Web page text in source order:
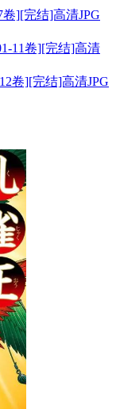
][完结]高清JPG
11卷][完结]高清
卷][完结]高清JPG